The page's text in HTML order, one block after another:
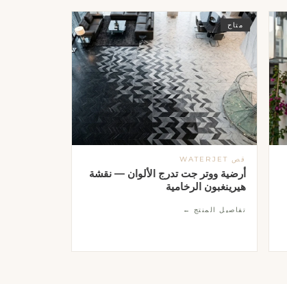
متاح
قص WATERJET
أرضية ووتر جت تدرج الألوان — نقشة
هيرينغبون الرخامية
تفاصيل المنتج ←